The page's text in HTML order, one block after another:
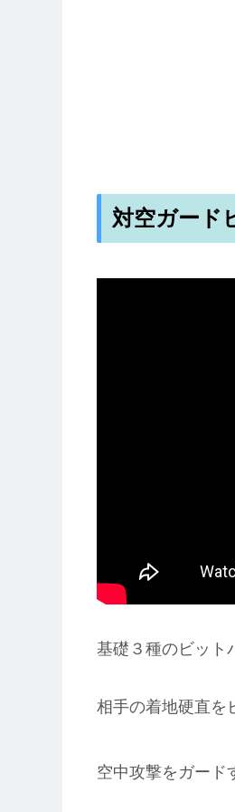
対空ガード
基礎３種のビット
相手の着地硬直を
空中攻撃をガード